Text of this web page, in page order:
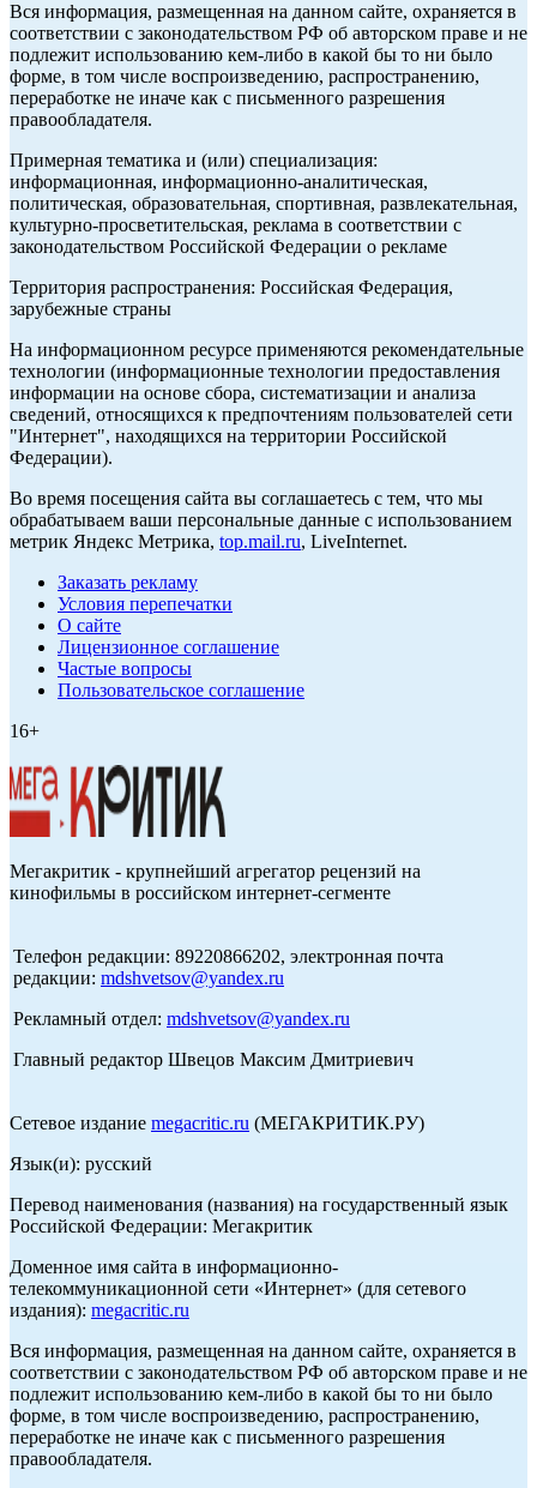
Вся информация, размещенная на данном сайте, охраняется в
соответствии с законодательством РФ об авторском праве и не
подлежит использованию кем-либо в какой бы то ни было
форме, в том числе воспроизведению, распространению,
переработке не иначе как с письменного разрешения
правообладателя.
Примерная тематика и (или) специализация:
информационная, информационно-аналитическая,
политическая, образовательная, спортивная, развлекательная,
культурно-просветительская, реклама в соответствии с
законодательством Российской Федерации о рекламе
Территория распространения: Российская Федерация,
зарубежные страны
На информационном ресурсе применяются рекомендательные
технологии (информационные технологии предоставления
информации на основе сбора, систематизации и анализа
сведений, относящихся к предпочтениям пользователей сети
"Интернет", находящихся на территории Российской
Федерации).
Во время посещения сайта вы соглашаетесь с тем, что мы
обрабатываем ваши персональные данные с использованием
метрик Яндекс Метрика, top.mail.ru, LiveInternet.
Заказать рекламу
Условия перепечатки
О сайте
Лицензионное соглашение
Частые вопросы
Пользовательское соглашение
16+
Мегакритик - крупнейший агрегатор рецензий на
кинофильмы в российском интернет-сегменте
Телефон редакции: 89220866202, электронная почта
редакции: mdshvetsov@yandex.ru
Рекламный отдел: mdshvetsov@yandex.ru
Главный редактор Швецов Максим Дмитриевич
Сетевое издание megacritic.ru (МЕГАКРИТИК.РУ)
Язык(и): русский
Перевод наименования (названия) на государственный язык
Российской Федерации: Мегакритик
Доменное имя сайта в информационно-
телекоммуникационной сети «Интернет» (для сетевого
издания): megacritic.ru
Вся информация, размещенная на данном сайте, охраняется в
соответствии с законодательством РФ об авторском праве и не
подлежит использованию кем-либо в какой бы то ни было
форме, в том числе воспроизведению, распространению,
переработке не иначе как с письменного разрешения
правообладателя.